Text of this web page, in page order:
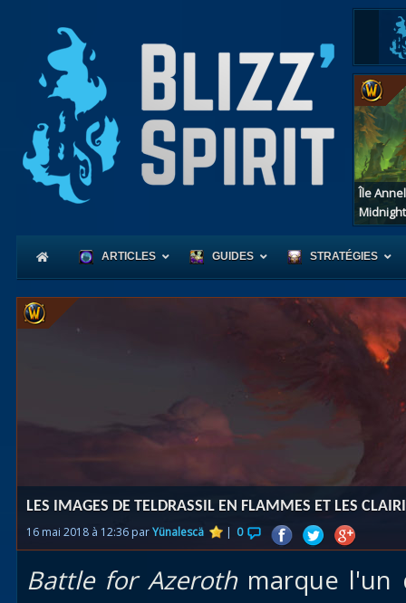
Île
Midnight
ARTICLES GUIDES
Coeur
alliées
des îles
STRATÉGIES
LES IMAGES DE TELDRASSIL EN FLAMMES ET LES
16 mai 2018 à 12:36 parYünalescä | 0
Battle for Azerothmarque l'un